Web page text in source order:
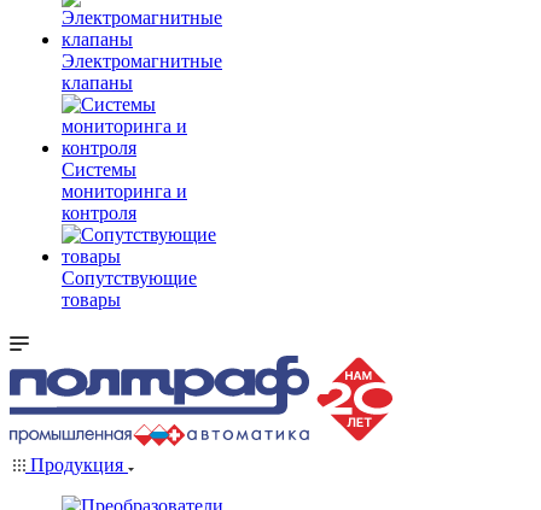
Электромагнитные
клапаны
Системы
мониторинга и
контроля
Сопутствующие
товары
Продукция